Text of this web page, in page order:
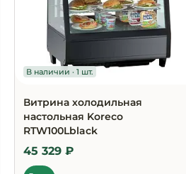
Витрина холодильная
настольная Koreco
RTW100Lblack
В наличии · 1 шт.
45 329 ₽